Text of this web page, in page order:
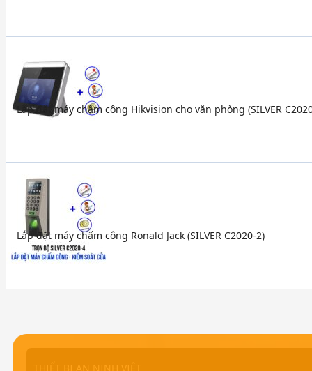
Lắp đặt máy chấm công Hikvision cho văn phòng (SILVER
Lắp đặt máy chấm công Ronald Jack (SILVER C2020-2)